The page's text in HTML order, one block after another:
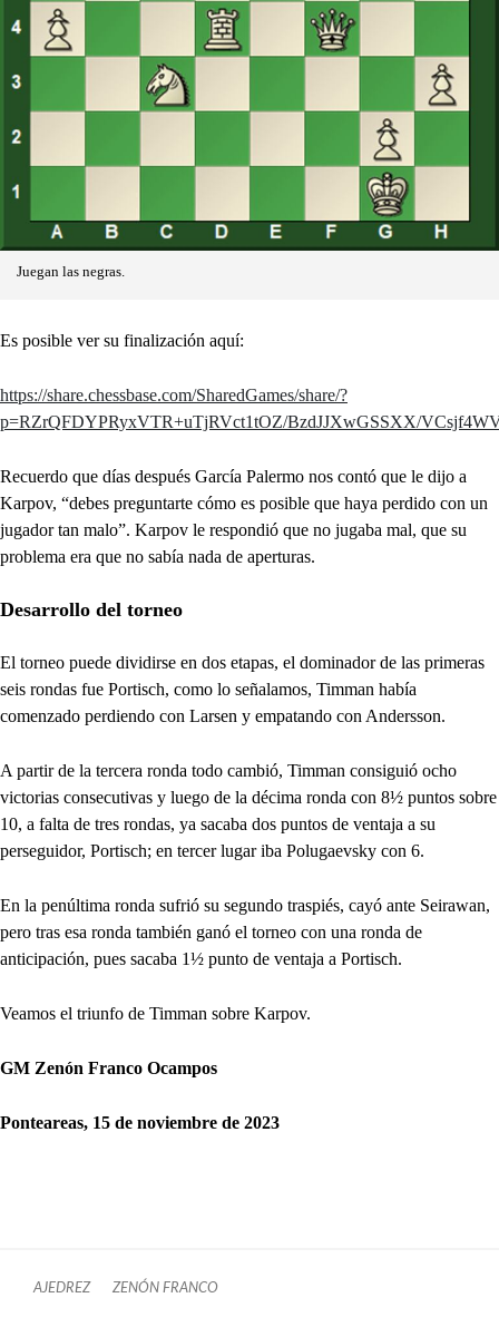
Juegan las negras.
Es posible ver su finalización aquí:
https://share.chessbase.com/SharedGames/share/?
p=RZrQFDYPRyxVTR+uTjRVct1tOZ/BzdJJXwGSSXX/
Recuerdo que días después García Palermo nos contó que le dijo a
Karpov, “debes preguntarte cómo es posible que haya perdido con un
jugador tan malo”. Karpov le respondió que no jugaba mal, que su
problema era que no sabía nada de aperturas.
Desarrollo del torneo
El torneo puede dividirse en dos etapas, el dominador de las primeras
seis rondas fue Portisch, como lo señalamos, Timman había
comenzado perdiendo con Larsen y empatando con Andersson.
A partir de la tercera ronda todo cambió, Timman consiguió ocho
victorias consecutivas y luego de la décima ronda con 8½ puntos sobre
10, a falta de tres rondas, ya sacaba dos puntos de ventaja a su
perseguidor, Portisch; en tercer lugar iba Polugaevsky con 6.
En la penúltima ronda sufrió su segundo traspiés, cayó ante Seirawan,
pero tras esa ronda también ganó el torneo con una ronda de
anticipación, pues sacaba 1½ punto de ventaja a Portisch.
Veamos el triunfo de Timman sobre Karpov.
GM Zenón Franco Ocampos
Ponteareas, 15 de noviembre de 2023
AJEDREZ ZENÓN FRANCO